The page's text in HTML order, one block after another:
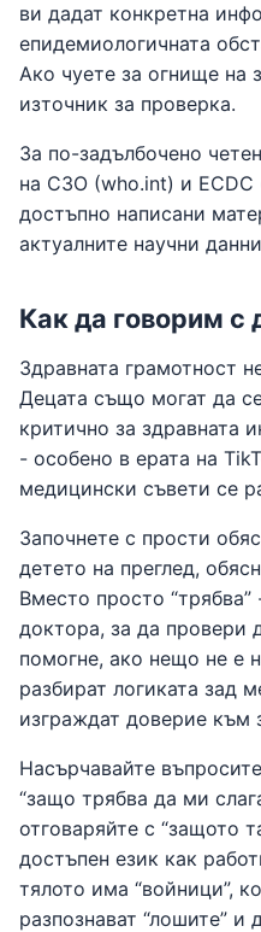
ви дадат конкретна
епидемиологичната
Ако чуете за огнище на
източник за проверка.
За по-задълбочено
на СЗО (who.int) и ECDC
достъпно написани
актуалните научни
Как да говорим с
Здравната грамотност
Децата също могат да
критично за здравната
- особено в ерата на
медицински съвети се
Започнете с прости
детето на преглед,
Вместо просто
доктора, за да провери
помогне, ако нещо не е
разбират логиката зад
изграждат доверие към
Насърчавайте
“защо трябва да ми
отговаряйте с “защото
достъпен език как
тялото има “войници”,
разпознават “лошите” и